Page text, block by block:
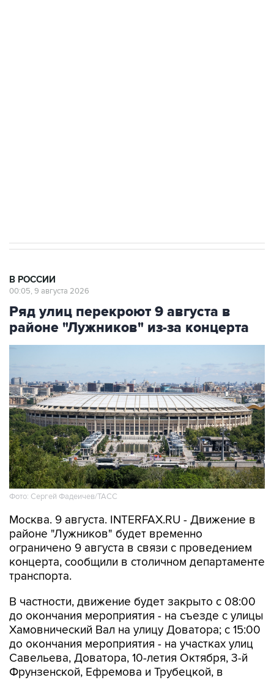
В РОССИИ
00:05, 9 августа 2026
Ряд улиц перекроют 9 августа в
районе "Лужников" из-за концерта
Фото: Сергей Фадеичев/ТАСС
Москва. 9 августа. INTERFAX.RU - Движение в
районе "Лужников" будет временно
ограничено 9 августа в связи с проведением
концерта, сообщили в столичном департаменте
транспорта.
В частности, движение будет закрыто с 08:00
до окончания мероприятия - на съезде с улицы
Хамовнический Вал на улицу Доватора; с 15:00
до окончания мероприятия - на участках улиц
Савельева, Доватора, 10-летия Октября, 3-й
Фрунзенской, Ефремова и Трубецкой, в